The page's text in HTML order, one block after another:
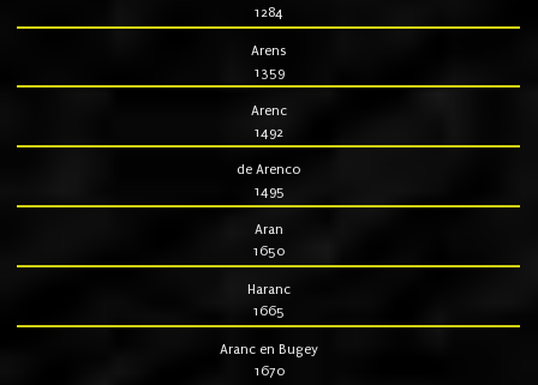
1284
Arens
1359
Arenc
1492
de Arenco
1495
Aran
1650
Haranc
1665
Aranc en Bugey
1670